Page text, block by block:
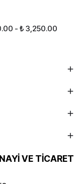
- ₺ 3,250.00
VE TİCARET